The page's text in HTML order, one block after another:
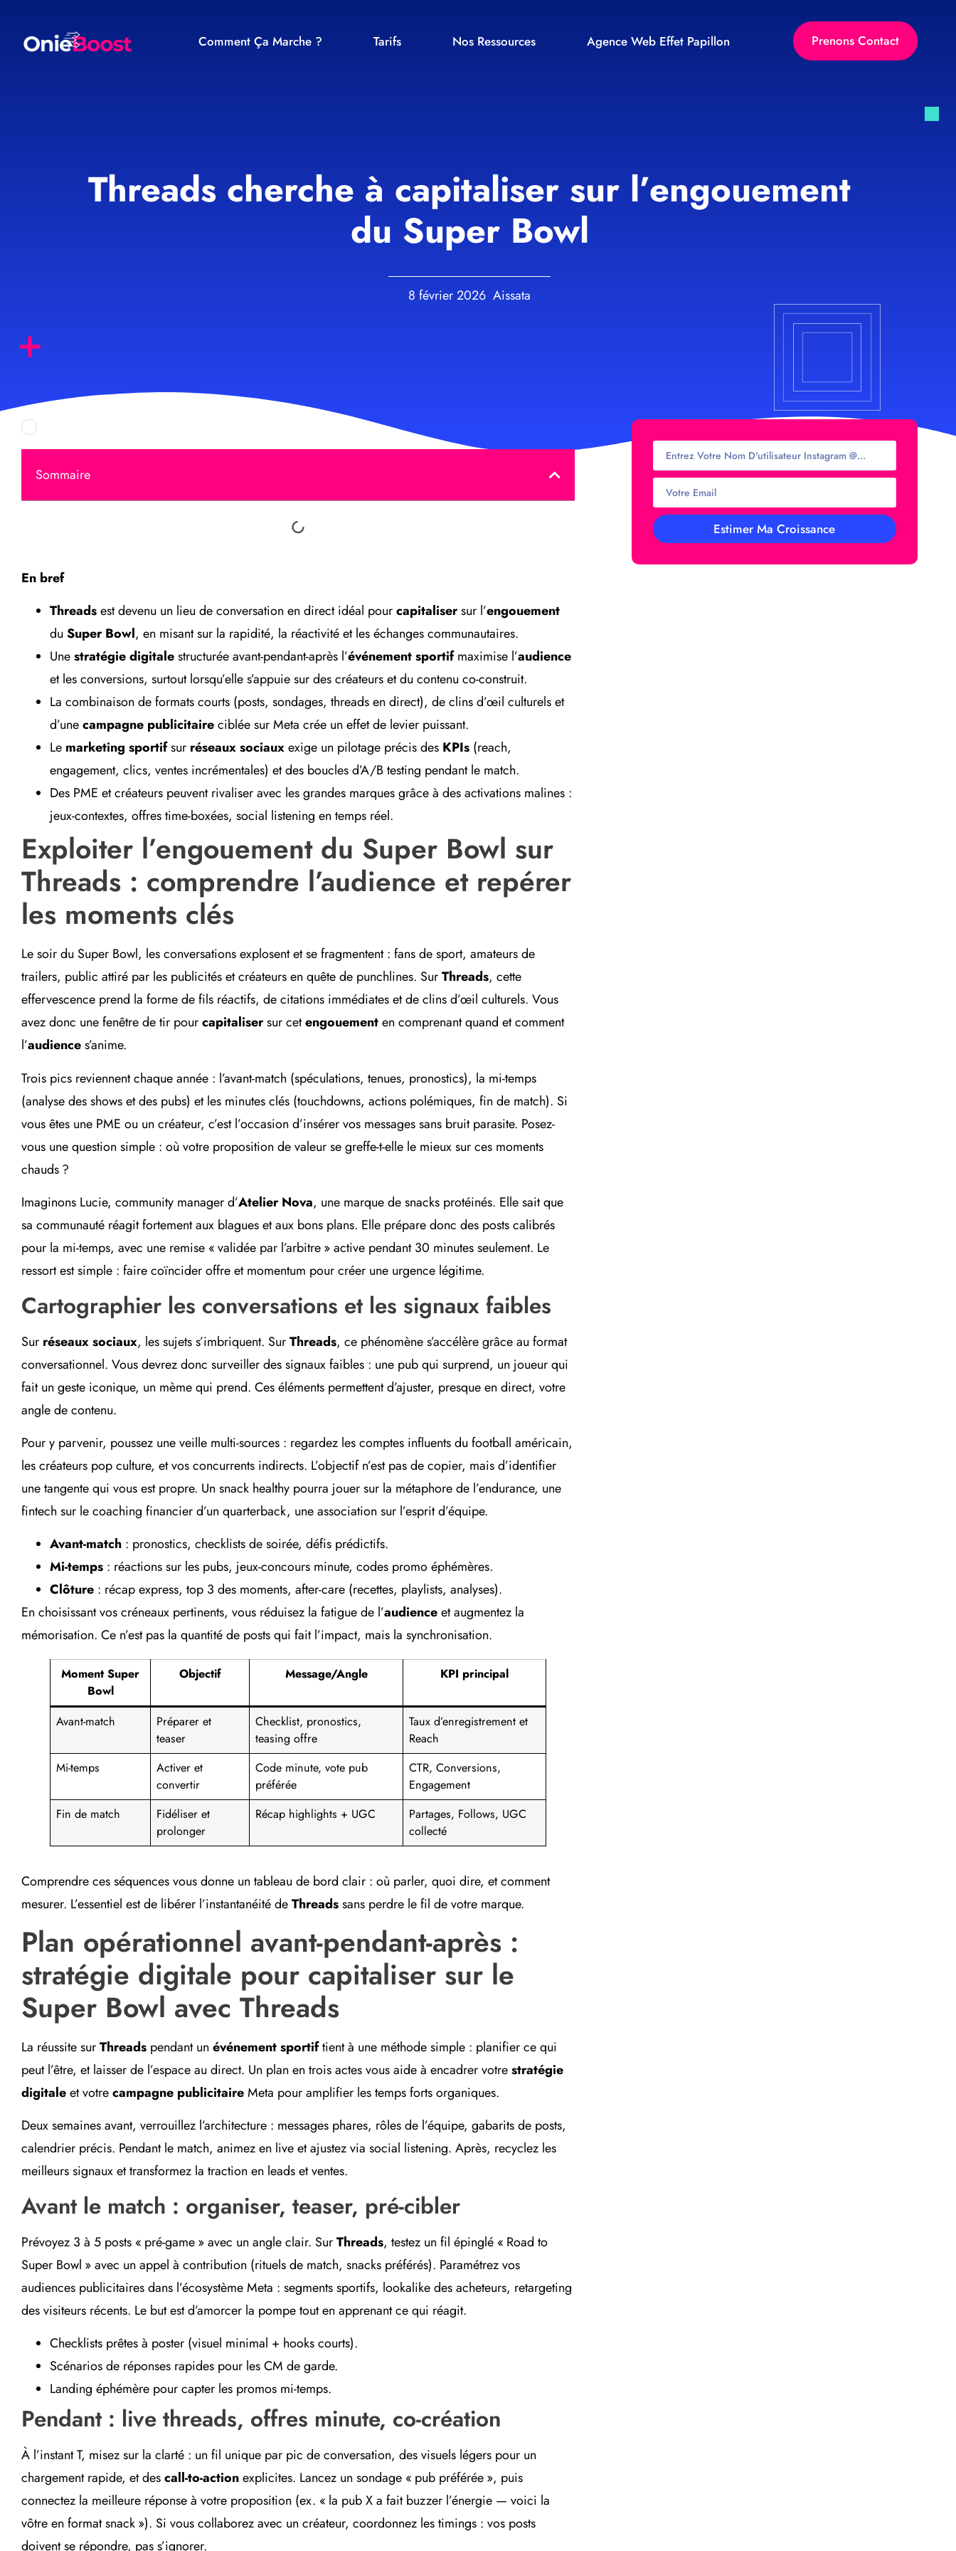
Comment Ça Marche ? Tarifs Nos Ressources Agence Web Effet Papillon Prenons Contact
Threads cherche à capitaliser sur l’engouement
du Super Bowl
8 février 2026 Aissata
Sommaire
En bref
Threadsest devenu un lieu de conversation en direct idéal pourcapitalisersur l’engouement
du Super Bowl, en misant sur la rapidité, la réactivité et les échanges communautaires.
Unestratégie digitalestructurée avant-pendant-après l’événement sportifmaximise l’audience
et les conversions, surtout lorsqu’elle s’appuie sur des créateurs et du contenu co-construit.
La combinaison de formats courts (posts, sondages, threads en direct), de clins d’œil culturels et
d’unecampagne publicitaireciblée sur Meta crée un effet de levier puissant.
Le marketing sportifsur réseaux sociauxexige un pilotage précis des KPIs (reach,
engagement, clics, ventes incrémentales) et des boucles d’A/B testing pendant le match.
Des PME et créateurs peuvent rivaliser avec les grandes marques grâce à des activations malines :
jeux-contextes, offres time-boxées, social listening en temps réel.
Exploiter l’engouement du Super Bowl sur
Threads : comprendre l’audience et repérer
les moments clés
Le soir du Super Bowl, les conversations explosent et se fragmentent : fans de sport, amateurs de
trailers, public attiré par les publicités et créateurs en quête de punchlines. SurThreads, cette
effervescence prend la forme de fils réactifs, de citations immédiates et de clins d’œil culturels. Vous
avez donc une fenêtre de tir pourcapitalisersur cetengouementen comprenant quand et comment
l’audiences’anime.
Trois pics reviennent chaque année : l’avant-match (spéculations, tenues, pronostics), la mi-temps
(analyse des shows et des pubs) et les minutes clés (touchdowns, actions polémiques, fin de match). Si
vous êtes une PME ou un créateur, c’est l’occasion d’insérer vos messages sans bruit parasite. Posez-
vous une question simple : où votre proposition de valeur se greffe-t-elle le mieux sur ces moments
chauds ?
Imaginons Lucie, community manager d’Atelier Nova, une marque de snacks protéinés. Elle sait que
sa communauté réagit fortement aux blagues et aux bons plans. Elle prépare donc des posts calibrés
pour la mi-temps, avec une remise « validée par l’arbitre » active pendant 30 minutes seulement. Le
ressort est simple : faire coïncider offre et momentum pour créer une urgence légitime.
Cartographier les conversations et les signaux faibles
Sur réseaux sociaux, les sujets s’imbriquent. SurThreads, ce phénomène s’accélère grâce au format
conversationnel. Vous devrez donc surveiller des signaux faibles : une pub qui surprend, un joueur qui
fait un geste iconique, un mème qui prend. Ces éléments permettent d’ajuster, presque en direct, votre
angle de contenu.
Pour y parvenir, poussez une veille multi-sources : regardez les comptes influents du football américain,
les créateurs pop culture, et vos concurrents indirects. L’objectif n’est pas de copier, mais d’identifier
une tangente qui vous est propre. Un snack healthy pourra jouer sur la métaphore de l’endurance, une
fintech sur le coaching financier d’un quarterback, une association sur l’esprit d’équipe.
Avant-match : pronostics, checklists de soirée, défis prédictifs.
Mi-temps : réactions sur les pubs, jeux-concours minute, codes promo éphémères.
Clôture : récap express, top 3 des moments, after-care (recettes, playlists, analyses).
En choisissant vos créneaux pertinents, vous réduisez la fatigue de l’audienceet augmentez la
mémorisation. Ce n’est pas la quantité de posts qui fait l’impact, mais la synchronisation.
Moment Super
Bowl
Objectif Message/Angle KPI principal
Avant-match
Préparer et
teaser
Checklist, pronostics,
teasing offre
Taux d’enregistrement et
Reach
Mi-temps
Activer et
convertir
Code minute, vote pub
préférée
CTR, Conversions,
Engagement
Fin de match
Fidéliser et
prolonger
Récap highlights + UGC
Partages, Follows, UGC
collecté
Comprendre ces séquences vous donne un tableau de bord clair : où parler, quoi dire, et comment
mesurer. L’essentiel est de libérer l’instantanéité deThreadssans perdre le fil de votre marque.
Plan opérationnel avant-pendant-après :
stratégie digitale pour capitaliser sur le
Super Bowl avec Threads
La réussite surThreads pendant un événement sportiftient à une méthode simple : planifier ce qui
peut l’être, et laisser de l’espace au direct. Un plan en trois actes vous aide à encadrer votrestratégie
digitaleet votrecampagne publicitaireMeta pour amplifier les temps forts organiques.
Deux semaines avant, verrouillez l’architecture : messages phares, rôles de l’équipe, gabarits de posts,
calendrier précis. Pendant le match, animez en live et ajustez via social listening. Après, recyclez les
meilleurs signaux et transformez la traction en leads et ventes.
Avant le match : organiser, teaser, pré-cibler
Prévoyez 3 à 5 posts « pré-game » avec un angle clair. SurThreads, testez un fil épinglé « Road to
Super Bowl » avec un appel à contribution (rituels de match, snacks préférés). Paramétrez vos
audiences publicitaires dans l’écosystème Meta : segments sportifs, lookalike des acheteurs, retargeting
des visiteurs récents. Le but est d’amorcer la pompe tout en apprenant ce qui réagit.
Checklists prêtes à poster (visuel minimal + hooks courts).
Scénarios de réponses rapides pour les CM de garde.
Landing éphémère pour capter les promos mi-temps.
Pendant : live threads, offres minute, co-création
À l’instant T, misez sur la clarté : un fil unique par pic de conversation, des visuels légers pour un
chargement rapide, et descall-to-actionexplicites. Lancez un sondage « pub préférée », puis
connectez la meilleure réponse à votre proposition (ex. « la pub X a fait buzzer l’énergie — voici la
vôtre en format snack »). Si vous collaborez avec un créateur, coordonnez les timings : vos posts
doivent se répondre, pas s’ignorer.
Estimer Ma Croissance